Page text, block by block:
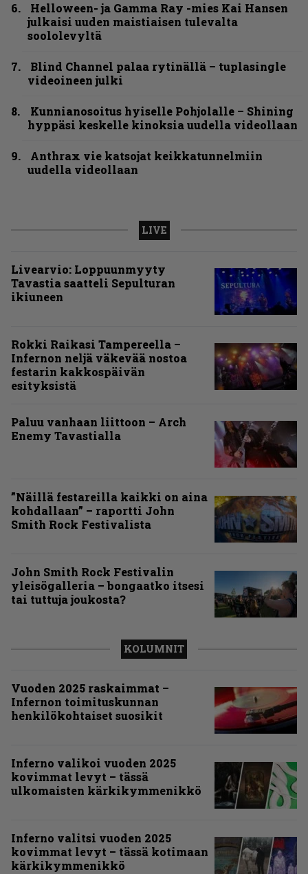
Helloween- ja Gamma Ray -mies Kai Hansen
julkaisi uuden maistiaisen tulevalta
soololevyltä
Blind Channel palaa rytinällä – tuplasingle
videoineen julki
Kunnianosoitus hyiselle Pohjolalle – Shining
hyppäsi keskelle kinoksia uudella videollaan
Anthrax vie katsojat keikkatunnelmiin
uudella videollaan
LIVE
Livearvio: Loppuunmyyty
Tavastia saatteli Sepulturan
ikiuneen
Rokki Raikasi Tampereella –
Infernon neljä väkevää nostoa
festarin kakkospäivän
esityksistä
Paluu vanhaan liittoon – Arch
Enemy Tavastialla
”Näillä festareilla kaikki on aina
kohdallaan” – raportti John
Smith Rock Festivalista
John Smith Rock Festivalin
yleisögalleria – bongaatko itsesi
tai tuttuja joukosta?
KOLUMNIT
Vuoden 2025 raskaimmat –
Infernon toimituskunnan
henkilökohtaiset suosikit
Inferno valikoi vuoden 2025
kovimmat levyt – tässä
ulkomaisten kärkikymmenikkö
Inferno valitsi vuoden 2025
kovimmat levyt – tässä kotimaan
kärkikymmenikkö